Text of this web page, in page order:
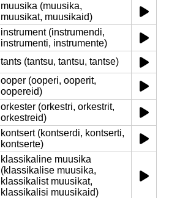
muusika (muusika,
muusikat, muusikaid)
instrument (instrumendi,
instrumenti, instrumente)
tants (tantsu, tantsu, tantse)
ooper (ooperi, ooperit,
oopereid)
orkester (orkestri, orkestrit,
orkestreid)
kontsert (kontserdi, kontserti,
kontserte)
klassikaline muusika
(klassikalise muusika,
klassikalist muusikat,
klassikalisi muusikaid)